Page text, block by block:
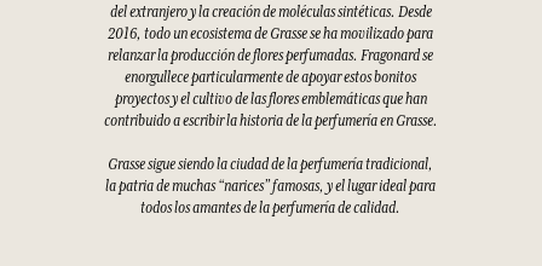
del extranjero y la creación de moléculas sintéticas. Desde
2016, todo un ecosistema de Grasse se ha movilizado para
relanzar la producción de flores perfumadas. Fragonard se
enorgullece particularmente de apoyar estos bonitos
proyectos y el cultivo de las flores emblemáticas que han
contribuido a escribir la historia de la perfumería en Grasse.
Grasse sigue siendo la ciudad de la perfumería tradicional,
la patria de muchas “narices” famosas, y el lugar ideal para
todos los amantes de la perfumería de calidad.